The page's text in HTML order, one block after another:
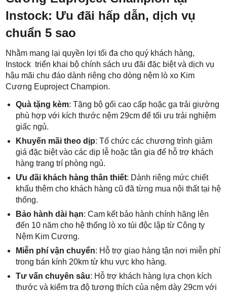
Instock: Ưu đãi hấp dẫn, dịch vụ
chuẩn 5 sao
Nhằm mang lại quyền lợi tối đa cho quý khách hàng,
Instock triển khai bộ chính sách ưu đãi đặc biệt và dịch vụ
hậu mãi chu đáo dành riêng cho dòng nệm lò xo Kim
Cương Euproject Champion.
Quà tặng kèm: Tặng bộ gối cao cấp hoặc ga trải giường
phù hợp với kích thước nệm 29cm để tối ưu trải nghiệm
giấc ngủ.
Khuyến mãi theo dịp: Tổ chức các chương trình giảm
giá đặc biệt vào các dịp lễ hoặc tân gia để hỗ trợ khách
hàng trang trí phòng ngủ.
Ưu đãi khách hàng thân thiết: Dành riêng mức chiết
khấu thêm cho khách hàng cũ đã từng mua nội thất tại hệ
thống.
Bảo hành dài hạn: Cam kết bảo hành chính hãng lên
đến 10 năm cho hệ thống lò xo túi độc lập từ Công ty
Nệm Kim Cương.
Miễn phí vận chuyển: Hỗ trợ giao hàng tận nơi miễn phí
trong bán kính 20km từ khu vực kho hàng.
Tư vấn chuyên sâu: Hỗ trợ khách hàng lựa chọn kích
thước và kiểm tra độ tương thích của nệm dày 29cm với